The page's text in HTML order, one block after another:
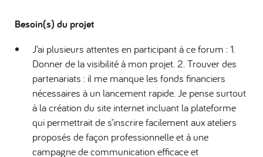
Besoin(s) du projet
J’ai plusieurs attentes en participant à ce forum : 1.
Donner de la visibilité à mon projet. 2. Trouver des
partenariats : il me manque les fonds financiers
nécessaires à un lancement rapide. Je pense surtout
à la création du site internet incluant la plateforme
qui permettrait de s’inscrire facilement aux ateliers
proposés de façon professionnelle et à une
campagne de communication efficace et